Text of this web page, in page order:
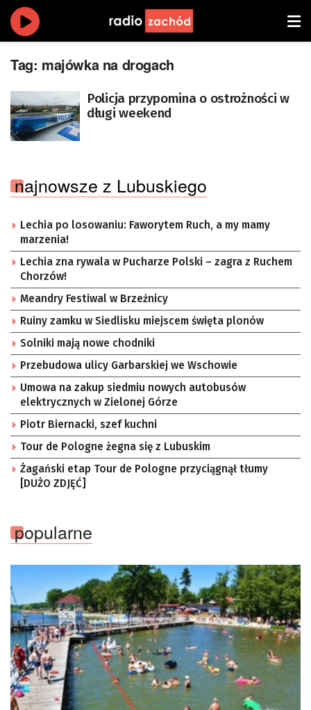
Tag: majówka na drogach
Policja przypomina o ostrożności w
długi weekend
najnowsze z Lubuskiego
Lechia po losowaniu: Faworytem Ruch, a my mamy
marzenia!
Lechia zna rywala w Pucharze Polski – zagra z Ruchem
Chorzów!
Meandry Festiwal w Brzeźnicy
Ruiny zamku w Siedlisku miejscem święta plonów
Solniki mają nowe chodniki
Przebudowa ulicy Garbarskiej we Wschowie
Umowa na zakup siedmiu nowych autobusów
elektrycznych w Zielonej Górze
Piotr Biernacki, szef kuchni
Tour de Pologne żegna się z Lubuskim
Żagański etap Tour de Pologne przyciągnął tłumy
[DUŻO ZDJĘĆ]
popularne